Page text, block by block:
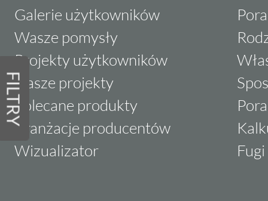
FILTRY
Galerie użytkowników
Wasze pomysły
Projekty użytkowników
Nasze projekty
Polecane produkty
Aranżacje producentów
Wizualizator